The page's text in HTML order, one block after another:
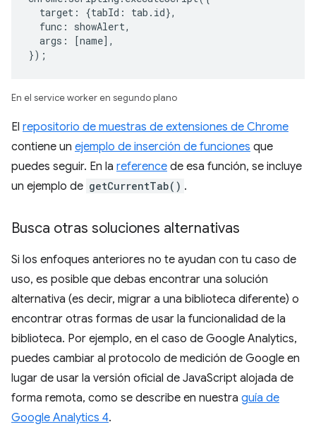
target : {tabId : tab . id},
func : showAlert,
args : [name],
});
En el service worker en segundo plano
El repositorio de muestras de extensiones de Chrome
contiene un ejemplo de inserción de funciones que
puedes seguir. En la reference de esa función, se incluye
un ejemplo de getCurrentTab() .
Busca otras soluciones alternativas
Si los enfoques anteriores no te ayudan con tu caso de
uso, es posible que debas encontrar una solución
alternativa (es decir, migrar a una biblioteca diferente) o
encontrar otras formas de usar la funcionalidad de la
biblioteca. Por ejemplo, en el caso de Google Analytics,
puedes cambiar al protocolo de medición de Google en
lugar de usar la versión oficial de JavaScript alojada de
forma remota, como se describe en nuestra guía de
Google Analytics 4.